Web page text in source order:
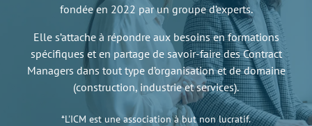
fondée en 2022 par un groupe d’experts.
Elle s’attache à répondre aux besoins en formations
spécifiques et en partage de savoir-faire des Contract
Managers dans tout type d’organisation et de domaine
(construction, industrie et services).
*L'ICM est une association à but non lucratif.